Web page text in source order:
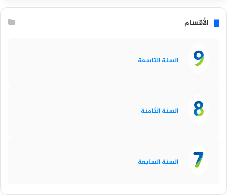
الأقسام
السنة التاسعة
السنة الثامنة
السنة السابعة